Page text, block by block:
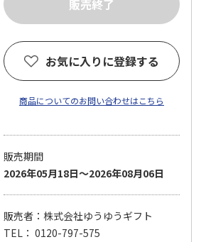
お気に入りに登録する
商品についてのお問い合わせはこちら
販売期間
2026年05月18日～2026年08月06日
販売者：株式会社ゆうゆうギフト
TEL： 0120-797-575